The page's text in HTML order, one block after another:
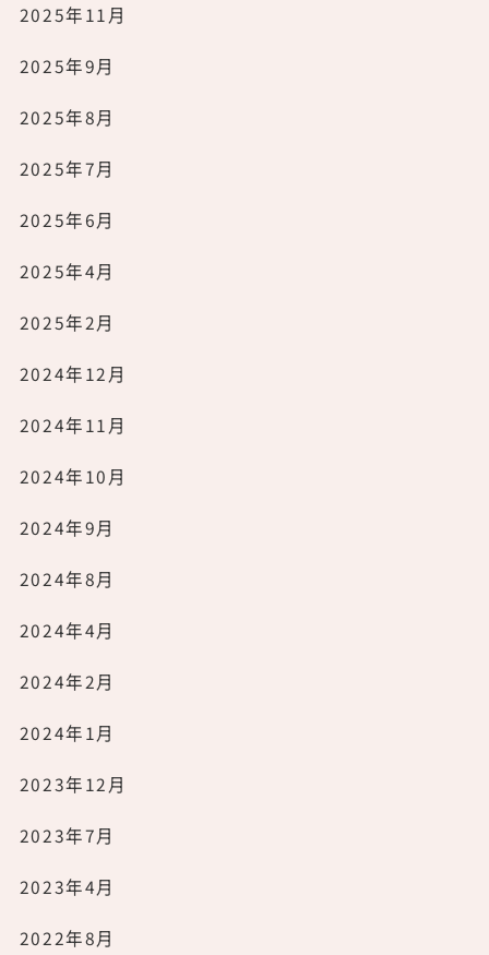
2025年11月
2025年9月
2025年8月
2025年7月
2025年6月
2025年4月
2025年2月
2024年12月
2024年11月
2024年10月
2024年9月
2024年8月
2024年4月
2024年2月
2024年1月
2023年12月
2023年7月
2023年4月
2022年8月